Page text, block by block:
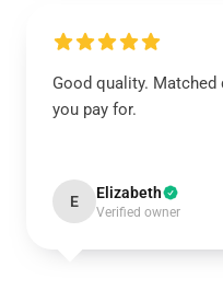
Good quality.
you pay for.
E Elizabeth
Verified owner